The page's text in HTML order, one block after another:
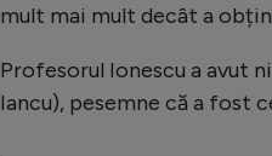
mult mai mult decât a
Profesorul Ionescu a avut
Iancu), pesemne că a fost